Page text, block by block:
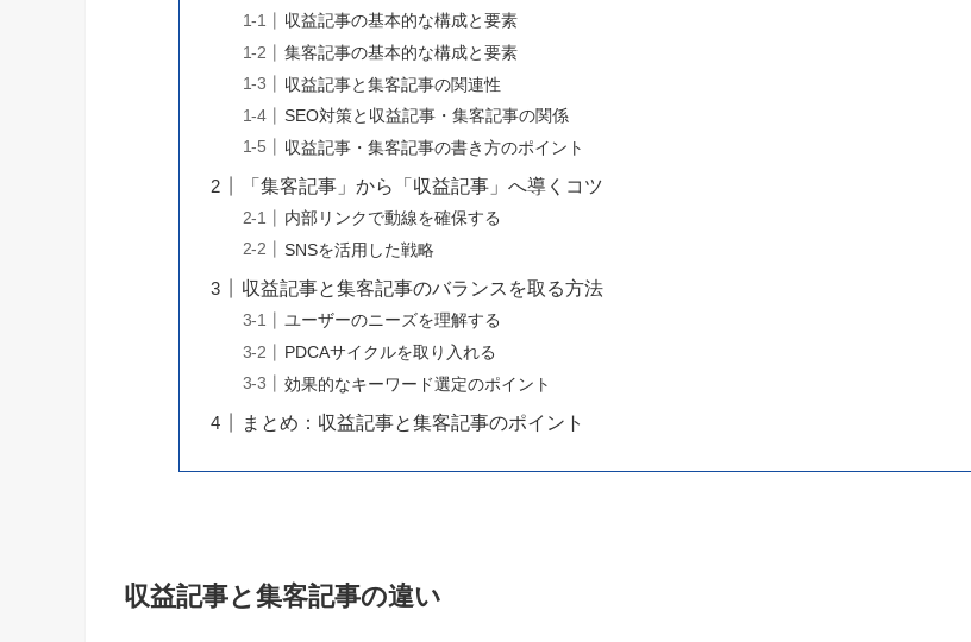
収益記事の基本的な構成と要素
集客記事の基本的な構成と要素
収益記事と集客記事の関連性
SEO対策と収益記事・集客記事の関係
収益記事・集客記事の書き方のポイント
「集客記事」から「収益記事」へ導くコツ
内部リンクで動線を確保する
SNSを活用した戦略
収益記事と集客記事のバランスを取る方法
ユーザーのニーズを理解する
PDCAサイクルを取り入れる
効果的なキーワード選定のポイント
まとめ：収益記事と集客記事のポイント
収益記事と集客記事の違い